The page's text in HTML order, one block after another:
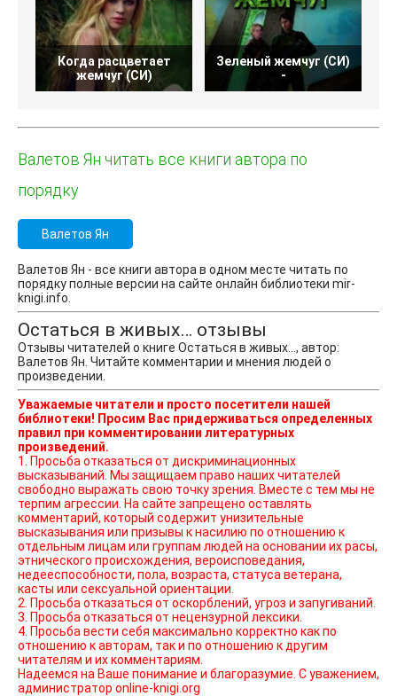
Когда расцветает
жемчуг (СИ)
Зеленый жемчуг (СИ)
-
Валетов Ян читать все книги автора по
порядку
Валетов Ян
Валетов Ян - все книги автора в одном месте читать по
порядку полные версии на сайте онлайн библиотеки mir-
knigi.info.
Остаться в живых… отзывы
Отзывы читателей о книге Остаться в живых…, автор:
Валетов Ян. Читайте комментарии и мнения людей о
произведении.
Уважаемые читатели и просто посетители нашей
библиотеки! Просим Вас придерживаться определенных
правил при комментировании литературных
произведений.
1. Просьба отказаться от дискриминационных
высказываний. Мы защищаем право наших читателей
свободно выражать свою точку зрения. Вместе с тем мы не
терпим агрессии. На сайте запрещено оставлять
комментарий, который содержит унизительные
высказывания или призывы к насилию по отношению к
отдельным лицам или группам людей на основании их расы,
этнического происхождения, вероисповедания,
недееспособности, пола, возраста, статуса ветерана,
касты или сексуальной ориентации.
2. Просьба отказаться от оскорблений, угроз и запугиваний.
3. Просьба отказаться от нецензурной лексики.
4. Просьба вести себя максимально корректно как по
отношению к авторам, так и по отношению к другим
читателям и их комментариям.
Надеемся на Ваше понимание и благоразумие. С уважением,
администратор online-knigi.org